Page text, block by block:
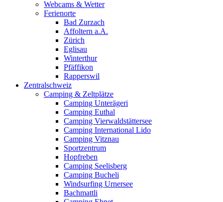
Webcams & Wetter
Ferienorte
Bad Zurzach
Affoltern a.A.
Zürich
Eglisau
Winterthur
Pfäffikon
Rapperswil
Zentralschweiz
Camping & Zeltplätze
Camping Unterägeri
Camping Euthal
Camping Vierwaldstättersee
Camping International Lido
Camping Vitznau
Sportzentrum
Hopfreben
Camping Seelisberg
Camping Bucheli
Windsurfing Urnersee
Bachmattli